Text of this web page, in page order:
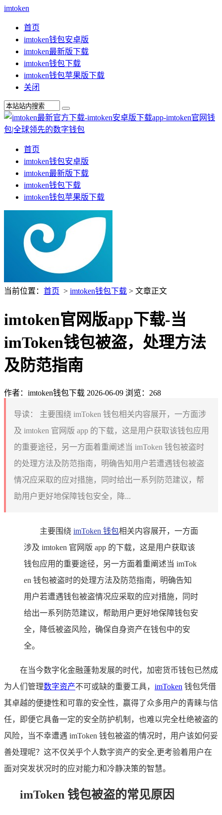
imtoken
首页
imtoken钱包安卓版
imtoken最新版下载
imtoken钱包下载
imtoken钱包苹果版下载
关闭
首页
imtoken钱包安卓版
imtoken最新版下载
imtoken钱包下载
imtoken钱包苹果版下载
当前位置： 首页 > imtoken钱包下载 > 文章正文
imtoken官网版app下载-当
imToken钱包被盗，处理方法
及防范指南
作者：imtoken钱包下载 2026-06-09 浏览：268
导读：
主要围绕 imToken 钱包相关内容展开，一方面涉
及 imtoken 官网版 app 的下载，这是用户获取该钱包应用
的重要途径，另一方面着重阐述当 imToken 钱包被盗时
的处理方法及防范指南，明确告知用户若遭遇钱包被盗
情况应采取的应对措施，同时给出一系列防范建议，帮
助用户更好地保障钱包安全，降...
主要围绕 imToken 钱包相关内容展开，一方面
涉及 imtoken 官网版 app 的下载，这是用户获取该
钱包应用的重要途径，另一方面着重阐述当 imTok
en 钱包被盗时的处理方法及防范指南，明确告知
用户若遭遇钱包被盗情况应采取的应对措施，同时
给出一系列防范建议，帮助用户更好地保障钱包安
全，降低被盗风险，确保自身资产在钱包中的安
全。
在当今数字化金融蓬勃发展的时代，加密货币钱包已然成
为人们管理数字资产不可或缺的重要工具， imToken 钱包凭借
其卓越的便捷性和可靠的安全性，赢得了众多用户的青睐与信
任，即便它具备一定的安全防护机制，也难以完全杜绝被盗的
风险，当不幸遭遇 imToken 钱包被盗的情况时，用户该如何妥
善处理呢？这不仅关乎个人数字资产的安全,更考验着用户在
面对突发状况时的应对能力和冷静决策的智慧。
imToken 钱包被盗的常见原因